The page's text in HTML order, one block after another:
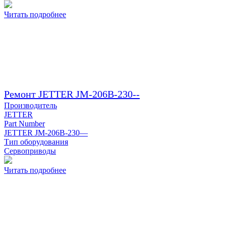
Читать подробнее
Ремонт JETTER JM-206B-230--
Производитель
JETTER
Part Number
JETTER JM-206B-230—
Тип оборудования
Сервоприводы
Читать подробнее